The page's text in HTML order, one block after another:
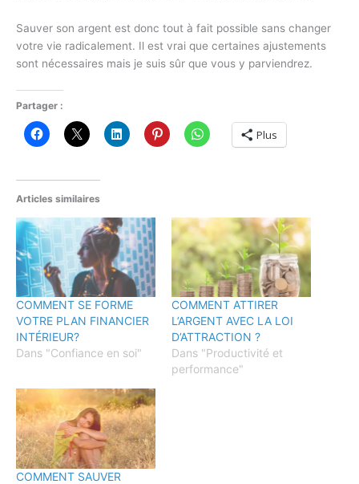
Sauver son argent est donc tout à fait possible sans changer
votre vie radicalement. Il est vrai que certaines ajustements
sont nécessaires mais je suis sûr que vous y parviendrez.
Partager :
Plus
Articles similaires
COMMENT SE FORME
VOTRE PLAN FINANCIER
INTÉRIEUR?
Dans "Confiance en soi"
COMMENT ATTIRER
L’ARGENT AVEC LA LOI
D’ATTRACTION ?
Dans "Productivité et
performance"
COMMENT SAUVER